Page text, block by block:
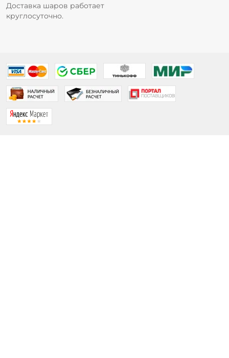
Доставка шаров работает
круглосуточно.